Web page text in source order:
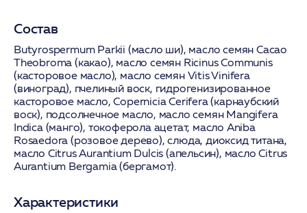
Состав
Butyrospermum Parkii (масло ши), масло семян Cacao
Theobroma (какао), масло семян Ricinus Communis
(касторовое масло), масло семян Vitis Vinifera
(виноград), пчелиный воск, гидрогенизированное
касторовое масло, Copernicia Cerifera (карнаубский
воск), подсолнечное масло, масло семян Mangifera
Indica (манго), токоферола ацетат, масло Aniba
Rosaedora (розовое дерево), слюда, диоксид титана,
масло Citrus Aurantium Dulcis (апельсин), масло Citrus
Aurantium Bergamia (бергамот).
Характеристики